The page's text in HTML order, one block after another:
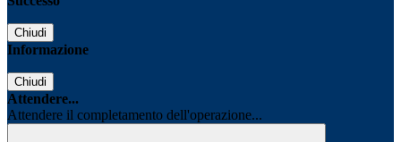
Chiudi
Informazione
Chiudi
Attendere...
Attendere il completamento dell'operazione...